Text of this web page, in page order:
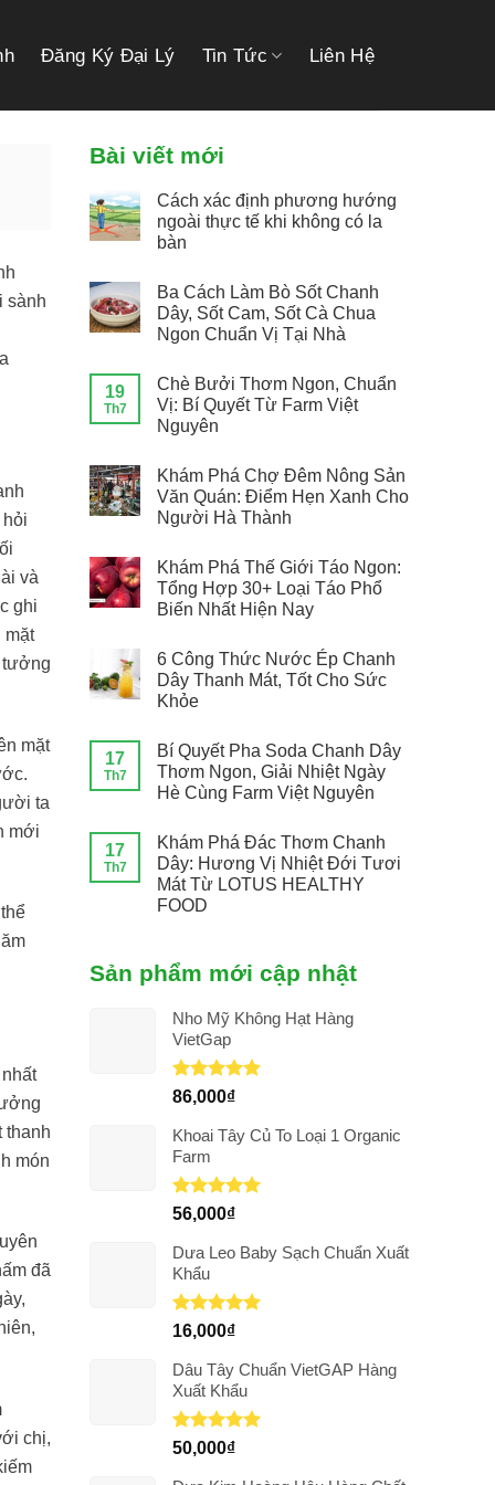
Đăng Ký Đại Lý Tin Tức Liên Hệ
sành
và
ghi
mặt
tưởng
mặt
ta
mới
thanh
món
đã
chị,
Bài viết mới
Cách xác định phương hướng
ngoài thực tế khi không có la
bàn
Ba Cách Làm Bò Sốt Chanh
Dây, Sốt Cam, Sốt Cà Chua
Ngon Chuẩn Vị Tại Nhà
19
Th7
Chè Bưởi Thơm Ngon, Chuẩn
Vị: Bí Quyết Từ Farm Việt
Nguyên
Khám Phá Chợ Đêm Nông Sản
Văn Quán: Điểm Hẹn Xanh Cho
Người Hà Thành
Khám Phá Thế Giới Táo Ngon:
Tổng Hợp 30+ Loại Táo Phổ
Biến Nhất Hiện Nay
6 Công Thức Nước Ép Chanh
Dây Thanh Mát, Tốt Cho Sức
Khỏe
17
Th7
Bí Quyết Pha Soda Chanh Dây
Thơm Ngon, Giải Nhiệt Ngày
Hè Cùng Farm Việt Nguyên
17
Th7
Khám Phá Đác Thơm Chanh
Dây: Hương Vị Nhiệt Đới Tươi
Mát Từ LOTUS HEALTHY
FOOD
Sản phẩm mới cập nhật
Nho Mỹ Không Hạt Hàng
VietGap
Được xếp
5 sao
86,000₫
Khoai Tây Củ To Loại 1 Organic
Farm
Được xếp
5 sao
56,000₫
Dưa Leo Baby Sạch Chuẩn Xuất
Khẩu
Được xếp
5 sao
16,000₫
Dâu Tây Chuẩn VietGAP Hàng
Xuất Khẩu
Được xếp
5 sao
50,000₫